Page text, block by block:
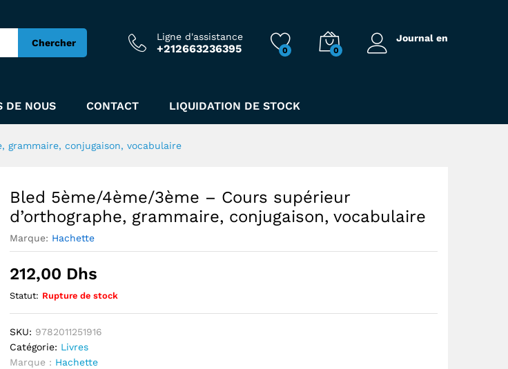
Chercher
Ligne d'assistance
+212663236395 0 0
Journal en
DE NOUS CONTACT LIQUIDATION DE STOCK
grammaire, conjugaison, vocabulaire
Bled 5ème/4ème/3ème – Cours supérieur
d’orthographe, grammaire, conjugaison, vocabulaire
Marque: Hachette
212,00 Dhs
Statut: Rupture de stock
SKU: 9782011251916
Catégorie: Livres
Marque : Hachette
grammaire, conjugaison, vocabulaire